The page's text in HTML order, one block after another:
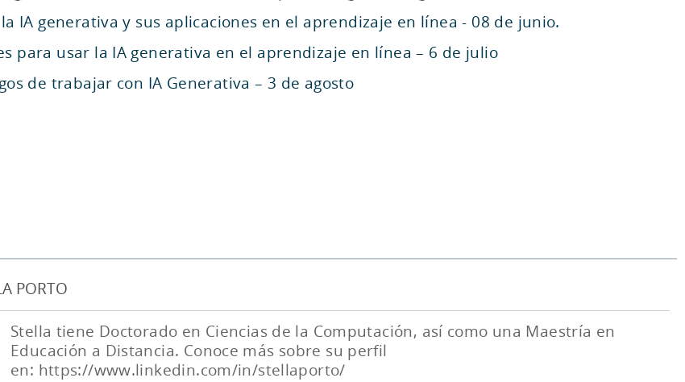
IA generativa y sus aplicaciones en el aprendizaje en línea - 08 de junio.
para usar la IA generativa en el aprendizaje en línea – 6 de julio
de trabajar con IA Generativa – 3 de agosto
PORTO
Stella tiene Doctorado en Ciencias de la Computación, así como una Maestría en
Educación a Distancia. Conoce más sobre su perfil
en: https://www.linkedin.com/in/stellaporto/